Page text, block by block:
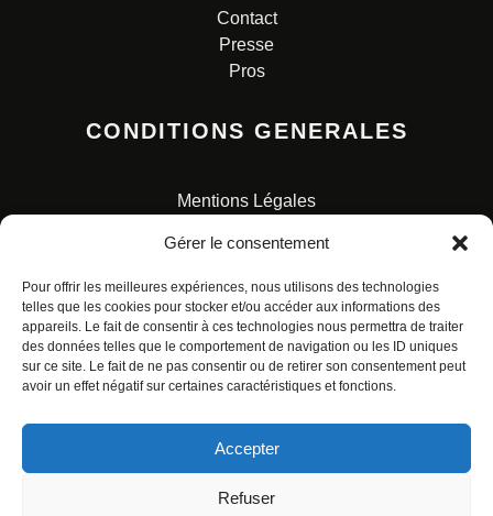
Gérer le consentement
Pour offrir les meilleures expériences, nous utilisons des technologies
telles que les cookies pour stocker et/ou accéder aux informations des
appareils. Le fait de consentir à ces technologies nous permettra de traiter
des données telles que le comportement de navigation ou les ID uniques
sur ce site. Le fait de ne pas consentir ou de retirer son consentement peut
avoir un effet négatif sur certaines caractéristiques et fonctions.
Accepter
Refuser
Contact
Presse
Pros
CONDITIONS GENERALES
Mentions Légales
Charte pour la protection des données personnelles
© ALL RIGHTS RESERVED. URBAN COMICS POUR LES